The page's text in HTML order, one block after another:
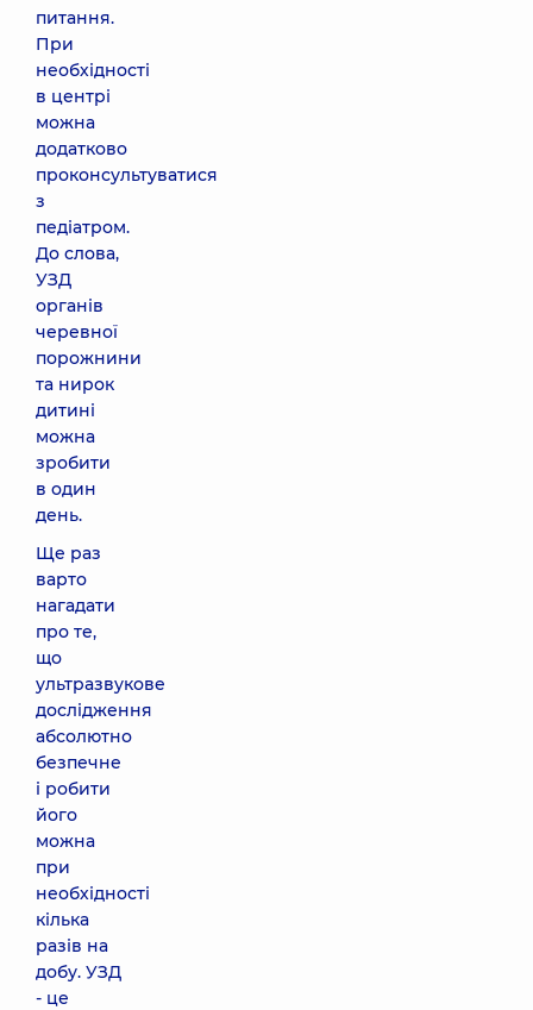
питання.
При
необхідності
в центрі
можна
додатково
проконсультуватися
з
педіатром.
До слова,
УЗД
органів
черевної
порожнини
та нирок
дитині
можна
зробити
в один
день.
Ще раз
варто
нагадати
про те,
що
ультразвукове
дослідження
абсолютно
безпечне
і робити
його
можна
при
необхідності
кілька
разів на
добу. УЗД
- це